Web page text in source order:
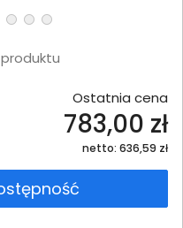
Ostatnia cena
783,00 zł
netto: 636,59 zł